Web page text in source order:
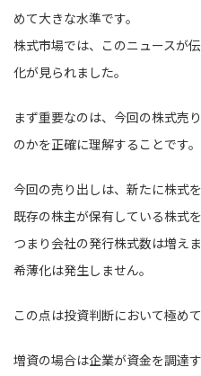
めて大きな水準です。
株式市場では、このニュースが
化が見られました。
まず重要なのは、今回の株式売
のかを正確に理解することです。
今回の売り出しは、新たに株式
既存の株主が保有している株式
つまり会社の発行株式数は増え
希薄化は発生しません。
この点は投資判断において極めて
増資の場合は企業が資金を調達